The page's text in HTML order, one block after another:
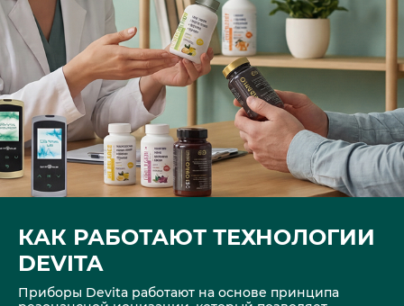
КАК РАБОТАЮТ ТЕХНОЛОГИИ
DEVITA
Приборы Devita работают на основе принципа